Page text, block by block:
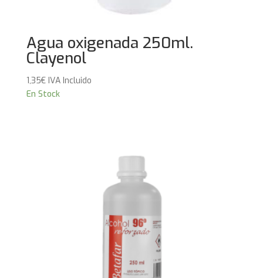
Agua oxigenada 250ml.
Clayenol
1,35€ IVA Incluido
En Stock